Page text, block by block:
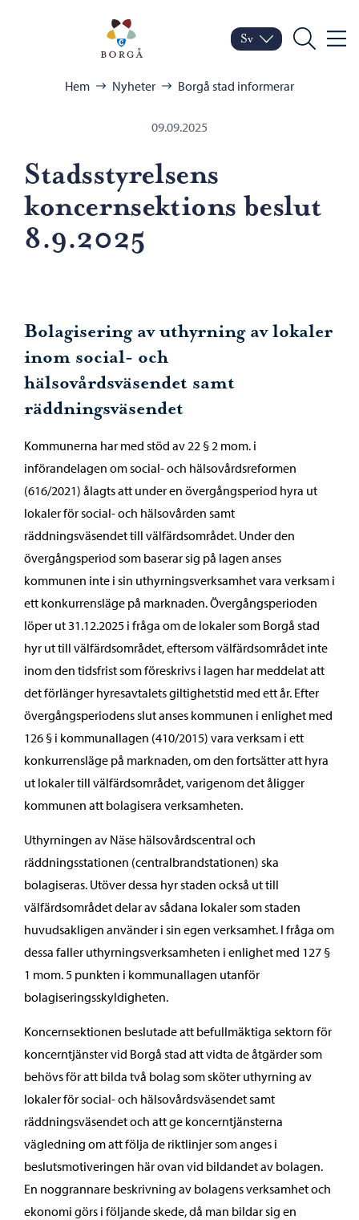
Porvoo – Gå till
Byt språk
Nuvarande språk:
Sv
Sök Meny
Bläddra:Hem Nyheter Borgå stad informerar
09.09.2025
Stadsstyrelsens
koncernsektions beslut
8.9.2025
Bolagisering av uthyrning av lokaler
inom social- och
hälsovårdsväsendet samt
räddningsväsendet
Kommunerna har med stöd av 22 § 2 mom. i
införandelagen om social- och hälsovårdsreformen
(616/2021) ålagts att under en övergångsperiod hyra ut
lokaler för social- och hälsovården samt
räddningsväsendet till välfärdsområdet. Under den
övergångsperiod som baserar sig på lagen anses
kommunen inte i sin uthyrningsverksamhet vara verksam i
ett konkurrensläge på marknaden. Övergångsperioden
löper ut 31.12.2025 i fråga om de lokaler som Borgå stad
hyr ut till välfärdsområdet, eftersom välfärdsområdet inte
inom den tidsfrist som föreskrivs i lagen har meddelat att
det förlänger hyresavtalets giltighetstid med ett år. Efter
övergångsperiodens slut anses kommunen i enlighet med
126 § i kommunallagen (410/2015) vara verksam i ett
konkurrensläge på marknaden, om den fortsätter att hyra
ut lokaler till välfärdsområdet, varigenom det åligger
kommunen att bolagisera verksamheten.
Uthyrningen av Näse hälsovårdscentral och
räddningsstationen (centralbrandstationen) ska
bolagiseras. Utöver dessa hyr staden också ut till
välfärdsområdet delar av sådana lokaler som staden
huvudsakligen använder i sin egen verksamhet. I fråga om
dessa faller uthyrningsverksamheten i enlighet med 127 §
1 mom. 5 punkten i kommunallagen utanför
bolagiseringsskyldigheten.
Koncernsektionen beslutade att befullmäktiga sektorn för
koncerntjänster vid Borgå stad att vidta de åtgärder som
behövs för att bilda två bolag som sköter uthyrning av
lokaler för social- och hälsovårdsväsendet samt
räddningsväsendet och att ge koncerntjänsterna
vägledning om att följa de riktlinjer som anges i
beslutsmotiveringen här ovan vid bildandet av bolagen.
En noggrannare beskrivning av bolagens verksamhet och
ekonomi görs i följande skede, då man bildar sig en